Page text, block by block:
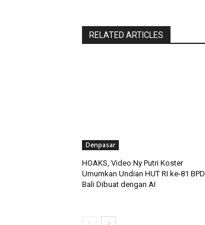
RELATED ARTICLES
Denpasar
HOAKS, Video Ny Putri Koster
Umumkan Undian HUT RI ke-81 BPD
Bali Dibuat dengan AI